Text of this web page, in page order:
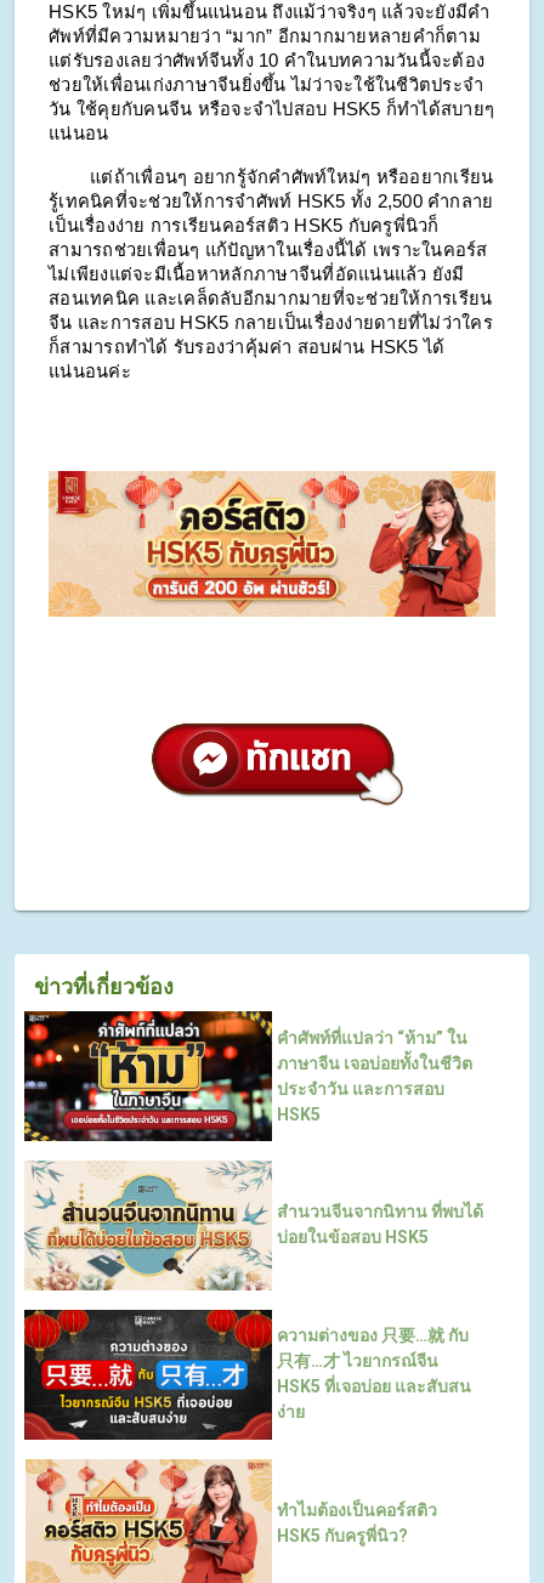
HSK5 ใหม่ๆ เพิ่มขึ้นแน่นอน ถึงแม้ว่าจริงๆ แล้วจะยังมีคำ
ศัพท์ที่มีความหมายว่า “มาก” อีกมากมายหลายคำก็ตาม
แต่รับรองเลยว่าศัพท์จีนทั้ง 10 คำในบทความวันนี้จะต้อง
ช่วยให้เพื่อนเก่งภาษาจีนยิ่งขึ้น ไม่ว่าจะใช้ในชีวิตประจำ
วัน ใช้คุยกับคนจีน หรือจะจำไปสอบ HSK5 ก็ทำได้สบายๆ
แน่นอน
แต่ถ้าเพื่อนๆ อยากรู้จักคำศัพท์ใหม่ๆ หรืออยากเรียน
รู้เทคนิคที่จะช่วยให้การจำศัพท์ HSK5 ทั้ง 2,500 คำกลาย
เป็นเรื่องง่าย การเรียนคอร์สติว HSK5 กับครูพี่นิวก็
สามารถช่วยเพื่อนๆ แก้ปัญหาในเรื่องนี้ได้ เพราะในคอร์ส
ไม่เพียงแต่จะมีเนื้อหาหลักภาษาจีนที่อัดแน่นแล้ว ยังมี
สอนเทคนิค และเคล็ดลับอีกมากมายที่จะช่วยให้การเรียน
จีน และการสอบ HSK5 กลายเป็นเรื่องง่ายดายที่ไม่ว่าใคร
ก็สามารถทำได้ รับรองว่าคุ้มค่า สอบผ่าน HSK5 ได้
แน่นอนค่ะ
ข่าวที่เกี่ยวข้อง
คำศัพท์ที่แปลว่า “ห้าม” ใน
ภาษาจีน เจอบ่อยทั้งในชีวิต
ประจำวัน และการสอบ
HSK5
สำนวนจีนจากนิทาน ที่พบได้
บ่อยในข้อสอบ HSK5
ความต่างของ 只要…就 กับ
只有…才 ไวยากรณ์จีน
HSK5 ที่เจอบ่อย และสับสน
ง่าย
ทำไมต้องเป็นคอร์สติว
HSK5 กับครูพี่นิว?